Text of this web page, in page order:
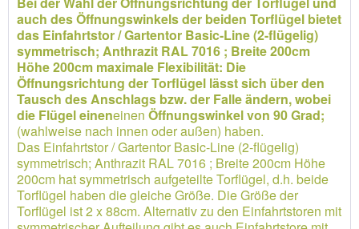
auch des Öffnungswinkels der beiden Torflügel bietet
das Einfahrtstor / Gartentor Basic-Line (2-flügelig)
symmetrisch; Anthrazit RAL 7016 ; Breite 200cm
Höhe 200cm maximale Flexibilität: Die
Öffnungsrichtung der Torflügel lässt sich über den
Tausch des Anschlags bzw. der Falle ändern, wobei
die Flügel eineneinen Öffnungswinkel von 90 Grad;
(wahlweise nach innen oder außen) haben.
Das Einfahrtstor / Gartentor Basic-Line (2-flügelig)
symmetrisch; Anthrazit RAL 7016 ; Breite 200cm Höhe
200cm hat symmetrisch aufgeteilte Torflügel, d.h. beide
Torflügel haben die gleiche Größe. Die Größe der
Torflügel ist 2 x 88cm. Alternativ zu den Einfahrtstoren mit